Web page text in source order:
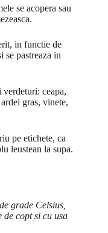
se acopera sau
in functie de
se pastreaza in
ceapa,
gras, vinete,
pe etichete, ca
leustean la supa.
grade Celsius,
de copt si cu usa